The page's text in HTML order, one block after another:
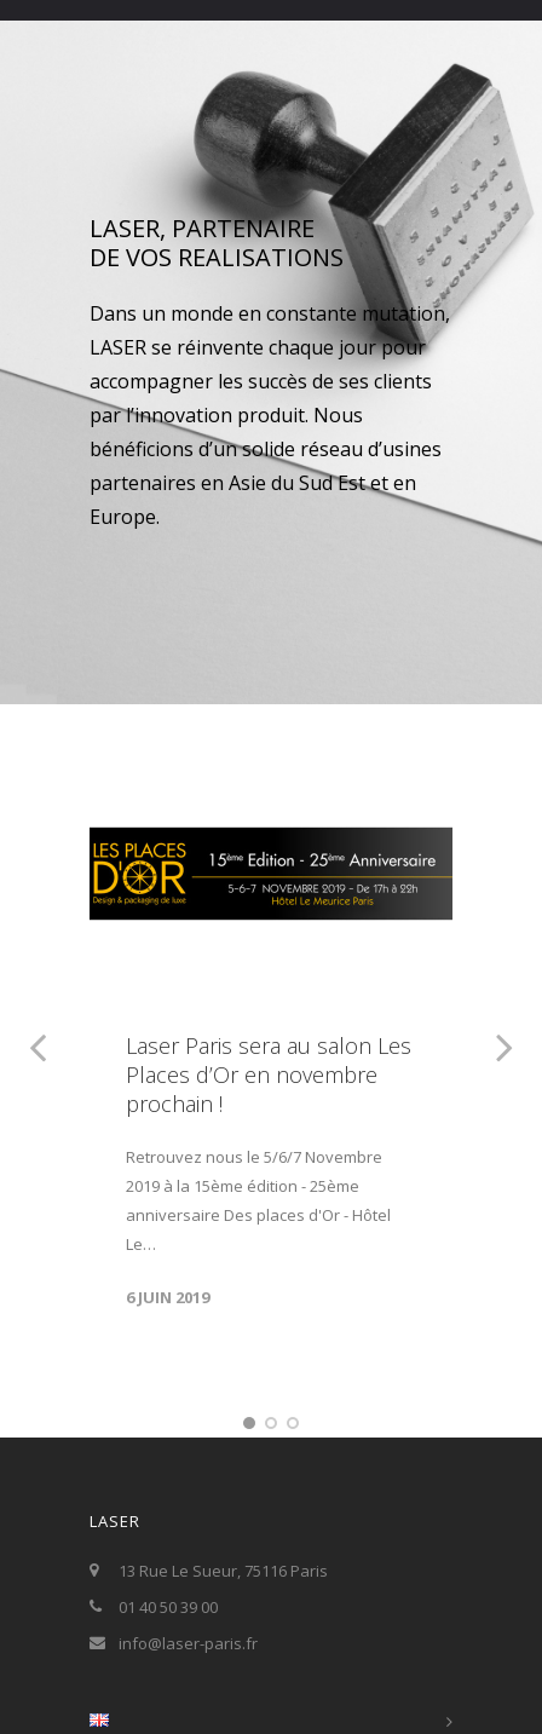
LASER, PARTENAIRE
DE VOS REALISATIONS
Dans un monde en constante mutation,
LASER se réinvente chaque jour pour
accompagner les succès de ses clients
par l’innovation produit. Nous
bénéficions d’un solide réseau d’usines
partenaires en Asie du Sud Est et en
Europe.
Laser Paris sera au salon Les
Places d’Or en novembre
prochain !
Retrouvez nous le 5/6/7 Novembre
2019 à la 15ème édition - 25ème
anniversaire Des places d'Or - Hôtel
Le…
6 JUIN 2019
LASER
13 Rue Le Sueur, 75116 Paris
01 40 50 39 00
info@laser-paris.fr